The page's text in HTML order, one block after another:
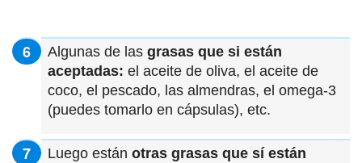
Algunas de las grasas que si están
aceptadas: el aceite de oliva, el aceite de
coco, el pescado, las almendras, el omega-3
(puedes tomarlo en cápsulas), etc.
Luego están otras grasas que sí están